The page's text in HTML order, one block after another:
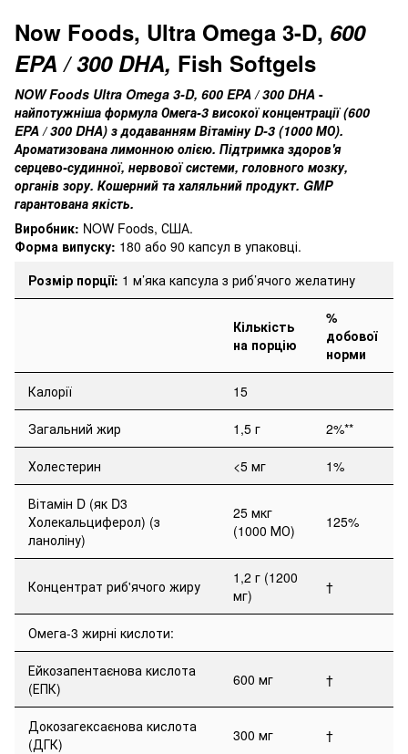
Now Foods, Ultra Omega 3-D, 600
EPA / 300 DHA, Fish Softgels
NOWFoods Ultra Omega 3-D, 600 EPA / 300 DHA -
найпотужніша формула Омега-3 високої концентрації (600
EPA / 300 DHA) з додаванням Вітаміну D-3 (1000 МО).
Ароматизована лимонною олією. Підтримка здоров'я
серцево-судинної, нервової системи, головного мозку,
органів зору. Кошерний та халяльний продукт. GMP
гарантована якість.
Виробник: NOW Foods, США.
Форма випуску: 180 або 90 капсул в упаковці.
Розмір порції: 1 м’яка капсула з риб’ячого желатину
Кількість
на порцію
%
добової
норми
Калорії 15
Загальний жир 1,5 г 2%**
Холестерин <5 мг 1%
Вітамін D (як D3
Холекальциферол) (з
ланоліну)
25 мкг
(1000 МО)
125%
Концентрат риб'ячого жиру
1,2 г (1200
мг)
†
Омега-3 жирні кислоти:
Ейкозапентаєнова кислота
(ЕПК)
600 мг †
Докозагексаєнова кислота
(ДГК)
300 мг †